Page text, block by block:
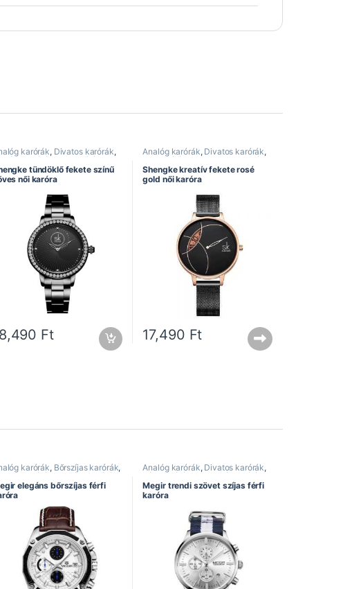
karórák, Divatos karórák,
karórák
Női karórák
óra
tündöklő fekete színű
női karóra
Ft
Analóg karórák, Divatos karórák,
Női karórák
Rozsdamentes szíj
Shengke óra
Shengke kreatív fekete rosé
gold női karóra
17,490 Ft
karórák, Bőrszíjas karórák,
karórák
Elegáns karórák
karórák,Kronográf karórák
óra
elegáns bőrszíjas férfi
Analóg karórák, Divatos karórák,
Férfi karórák
Kronográf karórák
Megir óra,Sportos karórák
Megir trendi szövet szíjas férfi
karóra